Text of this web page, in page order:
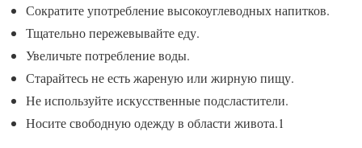
Сократите употребление высокоуглеводных напитков.
Тщательно пережевывайте еду.
Увеличьте потребление воды.
Старайтесь не есть жареную или жирную пищу.
Не используйте искусственные подсластители.
Носите свободную одежду в области живота.1